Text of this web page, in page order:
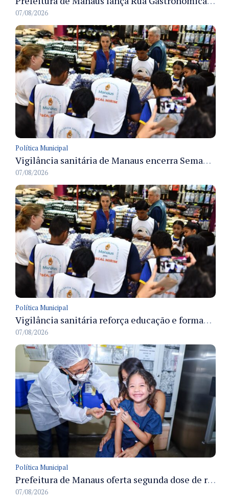
07/08/2026
Política Municipal
Vigilância sanitária de Manaus encerra Semana da Vigilância com painel para médicos recém-formados e projeto Fiscal Mirim
07/08/2026
Política Municipal
Vigilância sanitária reforça educação e formação de médicos em Manaus na Semana da Vigilância 2026
07/08/2026
Política Municipal
Prefeitura de Manaus oferta segunda dose de reforço da vacina contra a poliomielite para crianças de 4 anos durante Campanha de Multivacinação 2026
07/08/2026